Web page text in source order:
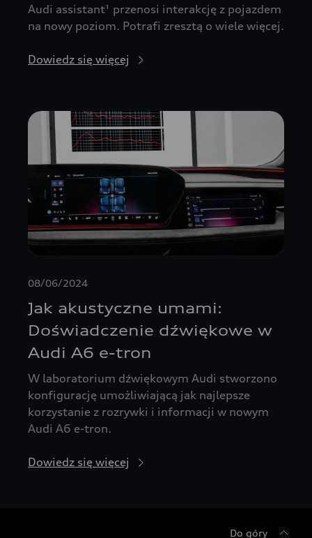
Audi assistant¹ przenosi interakcję z pojazdem
na nowy poziom. Potrafi zresztą o wiele więcej.
Dowiedz się więcej
08/06/2024
Jak akustyczne umami:
Doświadczenie dźwiękowe w
Audi A6 e-tron
W laboratorium dźwiękowym Audi stworzono
konfigurację umożliwiającą jak najlepsze
korzystanie z rozrywki i informacji w nowym
Audi A6 e-tron.
Dowiedz się więcej
Do góry